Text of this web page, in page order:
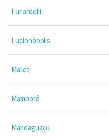
Lunardelli
Lupionópolis
Mallet
Mamborê
Mandaguaçu